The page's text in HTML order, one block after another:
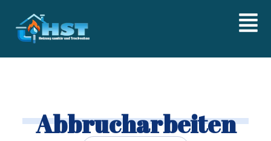
content
Abbrucharbeiten